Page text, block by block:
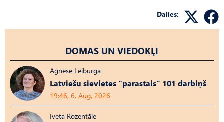
Dalies:
DOMAS UN VIEDOKĻI
Agnese Leiburga
Latviešu sievietes “parastais” 101 darbiņš
19:46, 6. Aug, 2026
Iveta Rozentāle